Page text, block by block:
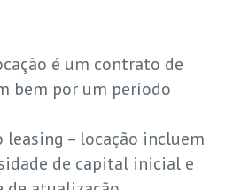
é um contrato de
bem por um período
leasing – locação incluem
de capital inicial e